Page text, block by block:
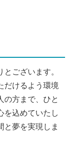
ございます。
だけるよう環境
の方まで、ひと
を込めていたし
と夢を実現しま